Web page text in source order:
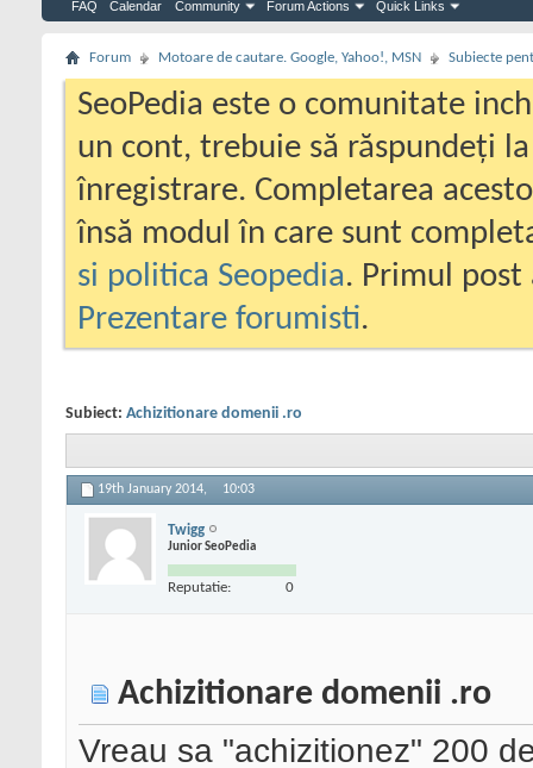
FAQ Calendar Community Forum Actions Quick Links
Forum Motoare de cautare. Google, Yahoo!, MSN Subiecte
SeoPedia este o comunitate
un cont, trebuie să răspundeți
înregistrare. Completarea
însă modul în care sunt
si politica Seopedia. Primul
Prezentare forumisti.
Subiect: Achizitionare domenii .ro
19th January 2014, 10:03
Twigg
Junior SeoPedia
Reputatie: 0
Achizitionare domenii .ro
Vreau sa "achizitionez" 200